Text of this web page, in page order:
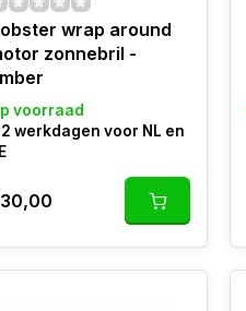
wrap around
zonnebril -
voorraad
werkdagen voor NL en